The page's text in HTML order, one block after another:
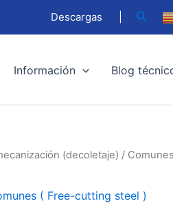
Descargas
Información Blog
(decoletaje) /
( Free-cutting steel )